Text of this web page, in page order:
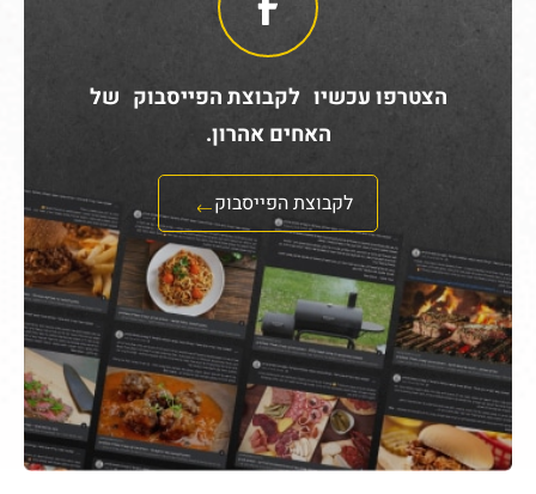
הצטרפו עכשיו לקבוצת הפייסבוק של
האחים אהרון.
לקבוצת הפייסבוק